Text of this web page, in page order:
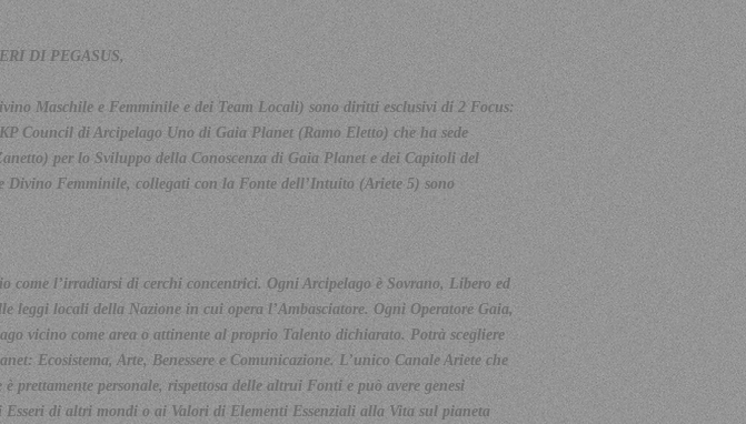
DI PEGASUS,
Maschile e Femminile e dei Team Locali) sono diritti esclusivi di 2 Focus:
Council di Arcipelago Uno di Gaia Planet (Ramo Eletto) che ha sede
per lo Sviluppo della Conoscenza di Gaia Planet e dei Capitoli del
Femminile, collegati con la Fonte dell’Intuito (Ariete 5) sono
come l’irradiarsi di cerchi concentrici. Ogni Arcipelago è Sovrano, Libero ed
leggi locali della Nazione in cui opera l’Ambasciatore. Ogni Operatore Gaia,
vicino come area o attinente al proprio Talento dichiarato. Potrà scegliere
Ecosistema, Arte, Benessere e Comunicazione. L’unico Canale Ariete che
personale, rispettosa delle altrui Fonti e può avere genesi
di altri mondi o ai Valori di Elementi Essenziali alla Vita sul pianeta